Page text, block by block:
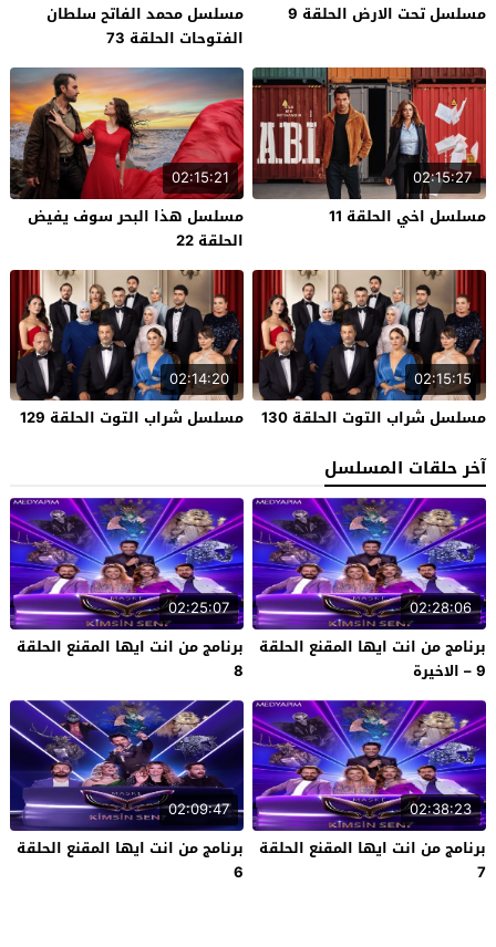
مسلسل تحت الارض الحلقة 9
مسلسل محمد الفاتح سلطان
الفتوحات الحلقة 73
02:15:27
مسلسل اخي الحلقة 11
02:15:21
مسلسل هذا البحر سوف يفيض
الحلقة 22
02:15:15
مسلسل شراب التوت الحلقة 130
02:14:20
مسلسل شراب التوت الحلقة 129
آخر حلقات المسلسل
02:28:06
برنامج من انت ايها المقنع الحلقة
9 – الاخيرة
02:25:07
برنامج من انت ايها المقنع الحلقة
8
02:38:23
برنامج من انت ايها المقنع الحلقة
7
02:09:47
برنامج من انت ايها المقنع الحلقة
6